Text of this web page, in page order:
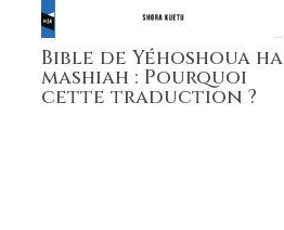
Bible de Yéhoshoua ha
mashiah : Pourquoi
cette traduction ?